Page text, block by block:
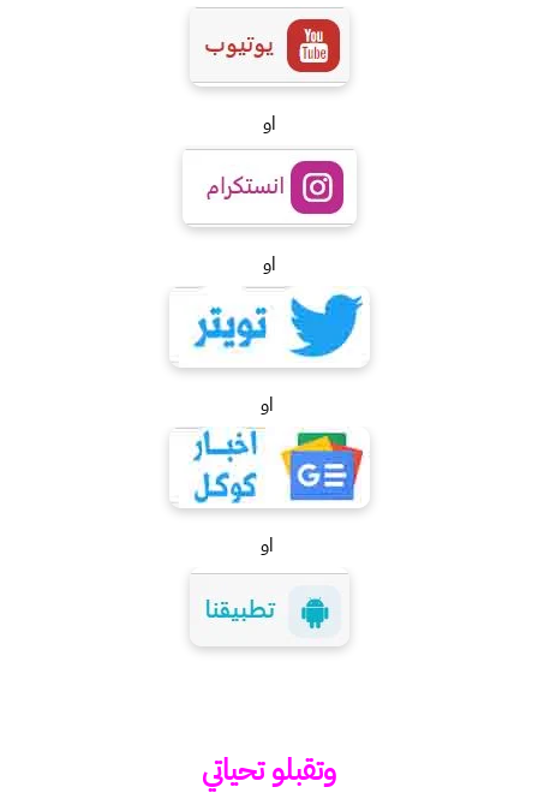
او
او
او
او
وتقبلو تحياتي